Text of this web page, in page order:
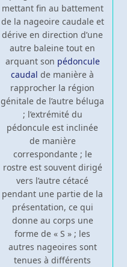
mettant fin au battement
de la nageoire caudale et
dérive en direction d’une
autre baleine tout en
arquant son pédoncule
caudal de manière à
rapprocher la région
génitale de l’autre béluga
; l’extrémité du
pédoncule est inclinée
de manière
correspondante ; le
rostre est souvent dirigé
vers l’autre cétacé
pendant une partie de la
présentation, ce qui
donne au corps une
forme de « S » ; les
autres nageoires sont
tenues à différents